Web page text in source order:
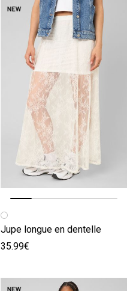
Image précédente
Image suivante
Jupe longue en dentelle
35.99€